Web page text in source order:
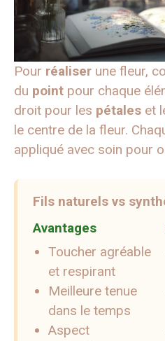
Pour réaliser une fleur,
du point pour chaque
droit pour les pétales et
le centre de la fleur.
appliqué avec soin pour
Fils naturels vs
Avantages
Toucher agréable
et respirant
Meilleure tenue
dans le temps
Aspect